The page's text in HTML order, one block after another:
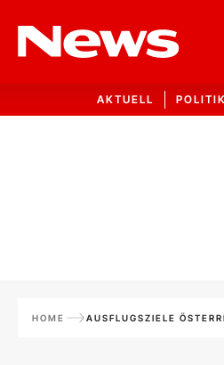
AKTUELL POLITIK
HOME AUSFLUGSZIELE